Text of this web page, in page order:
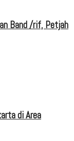
Band /rif, Petjah
di Area